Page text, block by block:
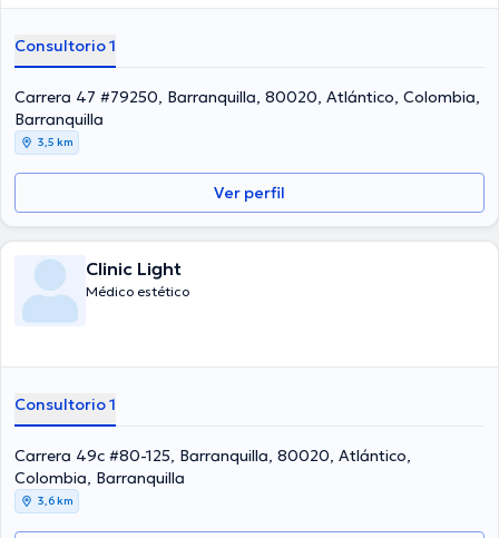
Consultorio 1
Carrera 47 #79250, Barranquilla, 80020, Atlántico, Colombia,
Barranquilla
3,5 km
Ver perfil
Clinic Light
Médico estético
Consultorio 1
Carrera 49c #80-125, Barranquilla, 80020, Atlántico,
Colombia, Barranquilla
3,6 km